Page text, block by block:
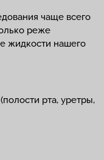
чаще всего
реже
жидкости нашего
рта, уретры,